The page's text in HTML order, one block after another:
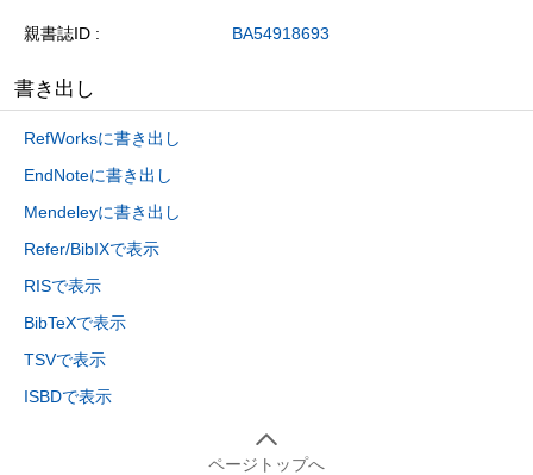
親書誌ID BA54918693
書き出し
RefWorksに書き出し
EndNoteに書き出し
Mendeleyに書き出し
Refer/BibIXで表示
RISで表示
BibTeXで表示
TSVで表示
ISBDで表示
ページトップへ